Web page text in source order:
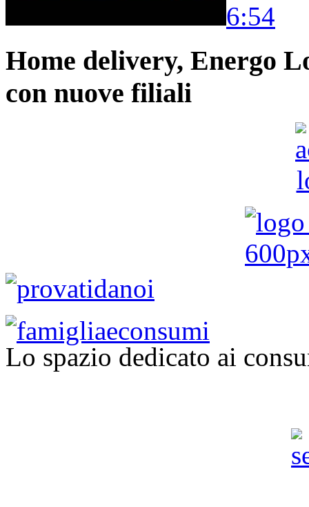
6:54
Home delivery, Energo
con nuove filiali
Lo spazio dedicato ai